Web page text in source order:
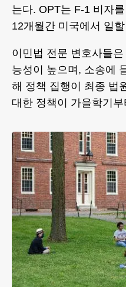
는다. OPT는 F-1 비자
12개월간 미국에서 일
이민법 전문 변호사들
능성이 높으며, 소송에
해 정책 집행이 최종 법
대한 정책이 가을학기